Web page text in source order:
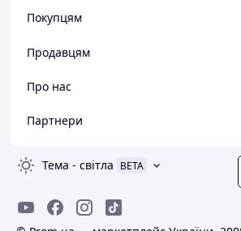
Покупцям
Продавцям
Про нас
Партнери
Тема - світла BETA